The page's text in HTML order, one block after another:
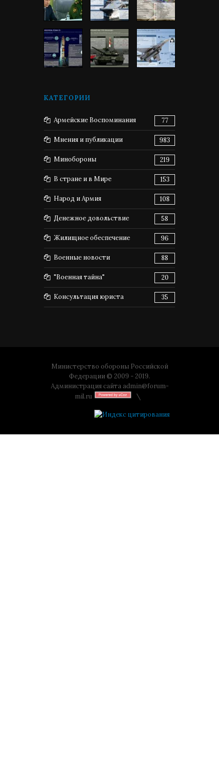
КАТЕГОРИИ
Армейские Воспоминания 77
Мнения и публикации 983
Минобороны 219
В стране и в Мире 153
Народ и Армия 108
Денежное довольствие 58
Жилищное обеспечение 96
Военные новости 88
"Военная тайна" 20
Консультация юриста 35
Министерство обороны Российской
Федерации © 2009 - 2019.
Администрация сайта admin@forum-
mil.ru